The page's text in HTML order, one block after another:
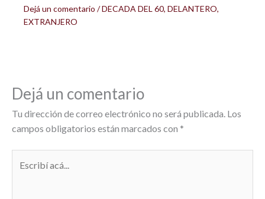
Dejá un comentario /DECADA DEL 60, DELANTERO,
EXTRANJERO
Dejá un comentario
Tu dirección de correo electrónico no será publicada. Los
campos obligatorios están marcados con *
acá...